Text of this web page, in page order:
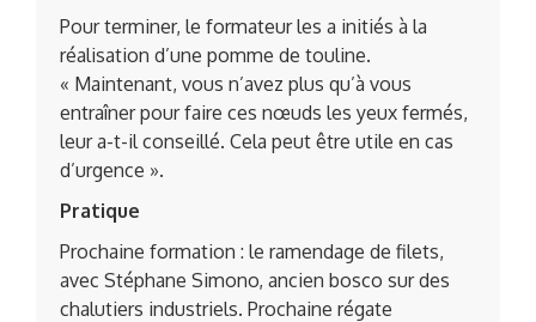
Pour terminer, le formateur les a initiés à la
réalisation d’une pomme de touline.
« Maintenant, vous n’avez plus qu’à vous
entraîner pour faire ces nœuds les yeux fermés,
leur a-t-il conseillé. Cela peut être utile en cas
d’urgence ».
Pratique
Prochaine formation : le ramendage de filets,
avec Stéphane Simono, ancien bosco sur des
chalutiers industriels. Prochaine régate